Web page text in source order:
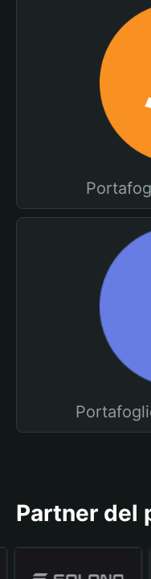
Partner del